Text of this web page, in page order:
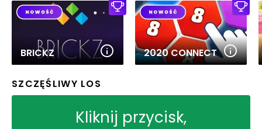
BRICKZ 2020 CONNECT
SZCZĘŚLIWY LOS
Kliknij przycisk,